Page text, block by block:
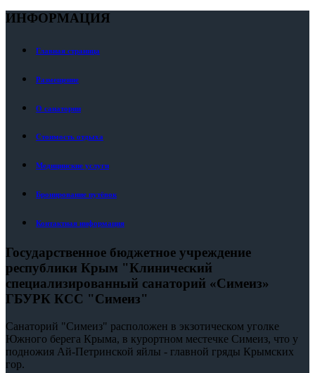
ИНФОРМАЦИЯ
Главная страница
Размещение
О санатории
Стоимость отдыха
Медицинские услуги
Бронирование путёвок
Контактная информация
Государственное бюджетное учреждение
республики Крым "Клинический
специализированный санаторий «Симеиз»
ГБУРК КСС "Симеиз"
Санаторий "Симеиз" расположен в экзотическом уголке
Южного берега Крыма, в курортном местечке Симеиз, что у
подножия Ай-Петринской яйлы - главной гряды Крымских
гор.